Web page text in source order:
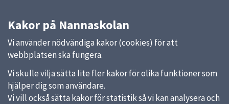
Kakor på Nannaskolan
Vi använder nödvändiga kakor (cookies) för att
webbplatsen ska fungera.
Vi skulle vilja sätta lite fler kakor för olika funktioner som
hjälper dig som användare.
Vi vill också sätta kakor för statistik så vi kan analysera och